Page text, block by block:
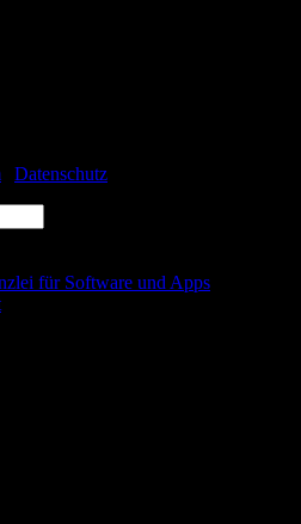
Datenschutz
für Software und Apps